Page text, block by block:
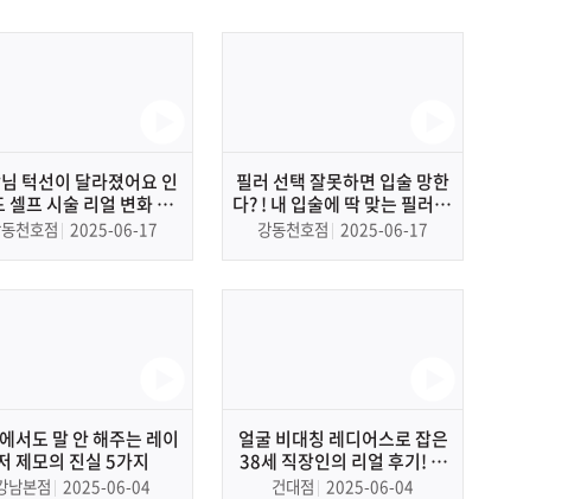
턱선이 달라졌어요 인
셀프 시술 리얼 변화 공
개!
천호점 2025-06-17
필러 선택 잘못하면 입술 망한
다? ! 내 입술에 딱 맞는 필러 고
르는 법
강동천호점 2025-06-17
서도 말 안 해주는 레이
제모의 진실 5가지
남본점 2025-06-04
얼굴 비대칭 레디어스로 잡은
38세 직장인의 리얼 후기! 볼
꺼짐 채우고 다음날 출근 OK!
건대점 2025-06-04